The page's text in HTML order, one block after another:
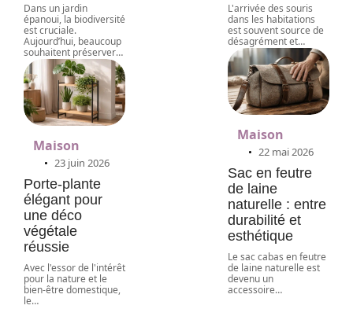
Dans un jardin
épanoui, la biodiversité
est cruciale.
Aujourd’hui, beaucoup
souhaitent préserver…
Maison
23 juin 2026
Porte-plante
élégant pour
une déco
végétale
réussie
Avec l'essor de l'intérêt
pour la nature et le
bien-être domestique,
le…
L'arrivée des souris
dans les habitations
est souvent source de
désagrément et…
Maison
22 mai 2026
Sac en feutre
de laine
naturelle : entre
durabilité et
esthétique
Le sac cabas en feutre
de laine naturelle est
devenu un
accessoire…